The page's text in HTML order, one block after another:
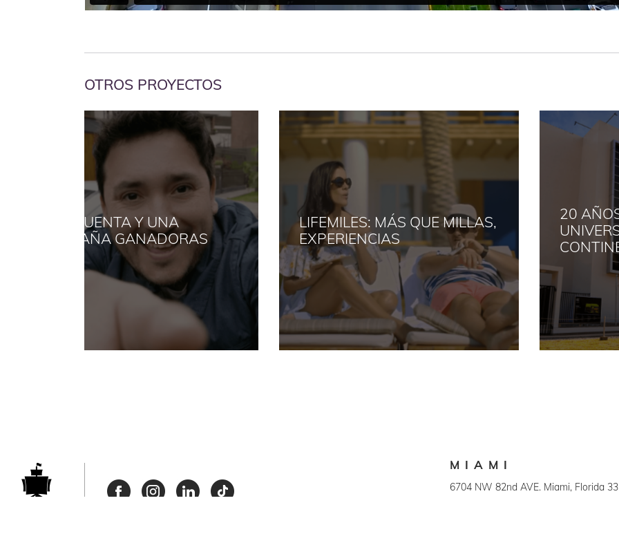
OTROS PROYECTOS
LIFEMILES: MÁS QUE MILLAS,
EXPERIENCIAS
20 AÑOS DE LA
UNIVERSIDAD
CONTINENTAL
MIAMI
6704 NW 82nd AVE. Miami, Florida